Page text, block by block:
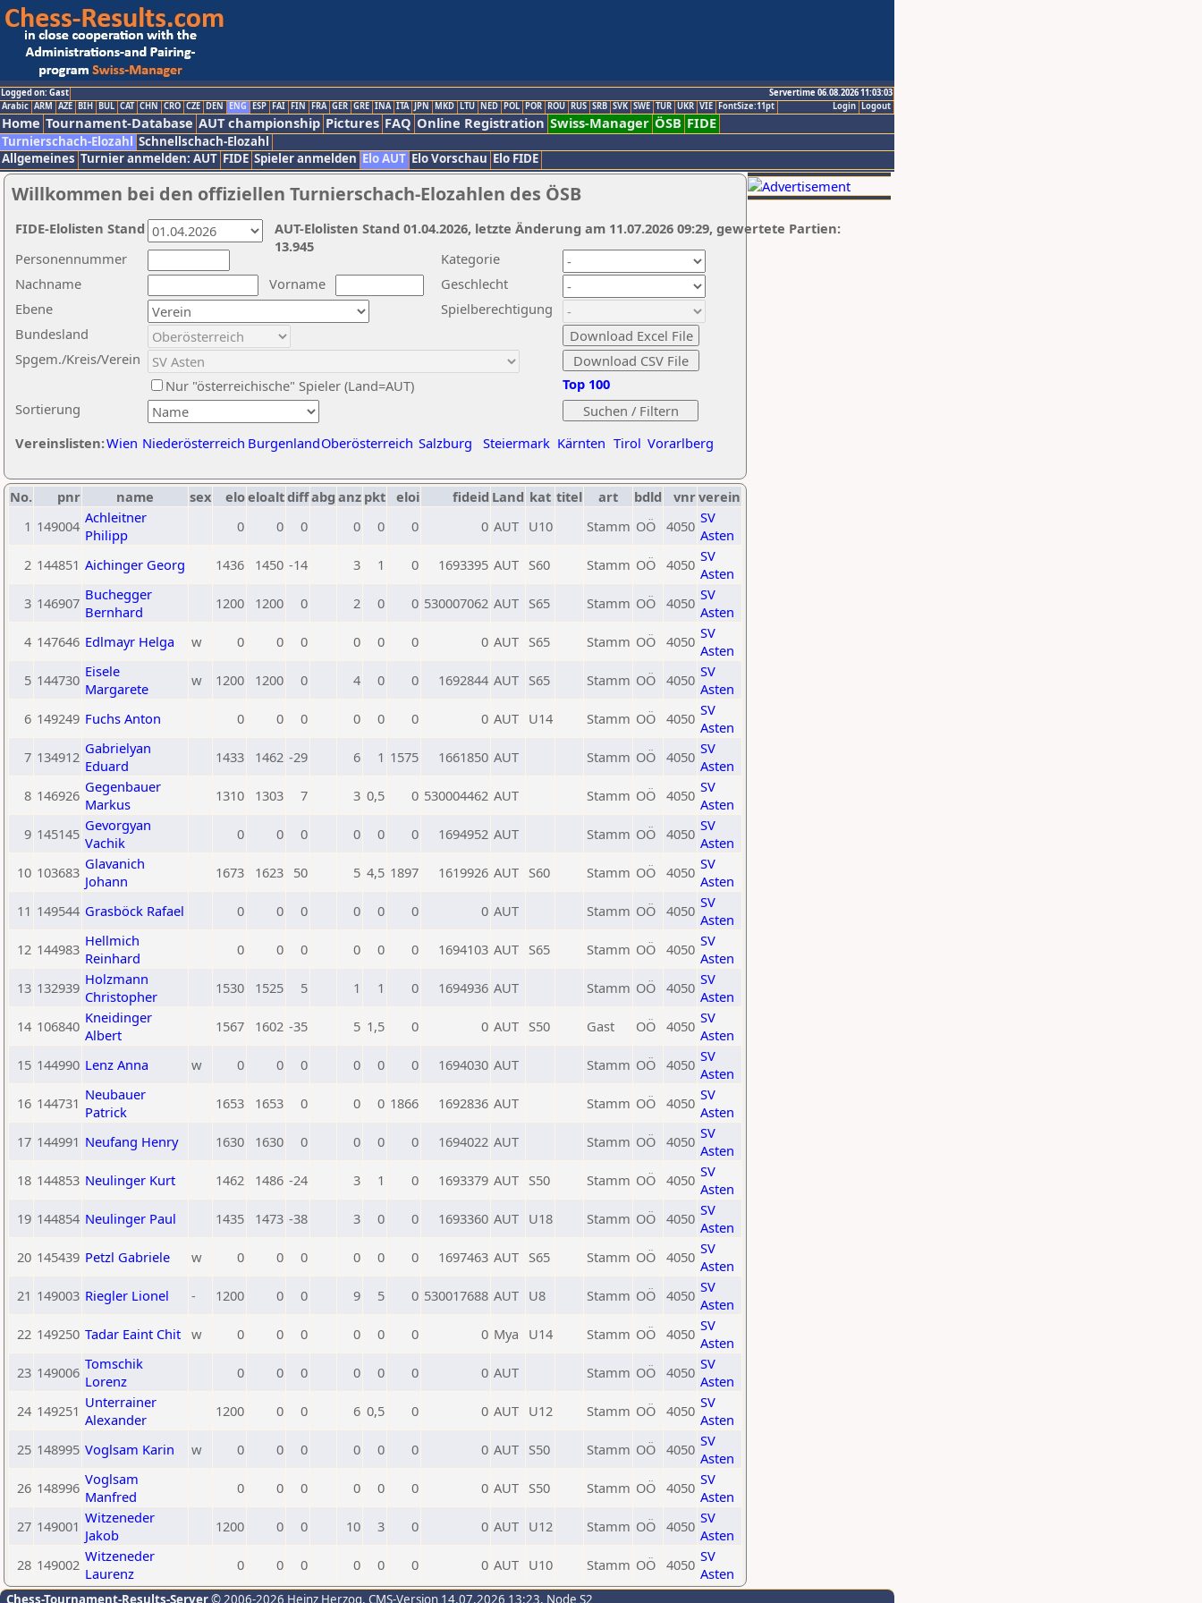
Logged on: Gast
Servertime 06.08.2026 11:03:03
Logout
Login
Arabic ARM AZE BIH BUL CAT CHN CRO CZE DEN ENG ESP FAI FIN FRA GER GRE INA ITA JPN MKD LTU NED POL POR ROU RUS SRB SVK SWE TUR UKR VIE FontSize:11pt
Home Tournament-Database AUT championship Pictures FAQ Online Registration Swiss-Manager ÖSB FIDE
Turnierschach-Elozahl Schnellschach-Elozahl
Allgemeines Turnier anmelden: AUT FIDE Spieler anmelden Elo AUT Elo Vorschau Elo FIDE
Willkommen bei den offiziellen Turnierschach-Elozahlen des ÖSB
Nachname
Vorname
Ebene
Kategorie
Sortierung
Personennummer
Bundesland
Spgem./Kreis/Verein
Geschlecht
Nur "österreichische" Spieler (Land=AUT)
Spielberechtigung
Vereinslisten:Wien Niederösterreich BurgenlandOberösterreich Salzburg Steiermark Kärnten Tirol Vorarlberg
Top 100
AUT-Elolisten Stand 01.04.2026, letzte Änderung am 11.07.2026 09:29, gewertete Partien:
13.945
FIDE-Elolisten Stand
No. pnr name sex eloeloaltdiffabg anz pkt eloi fideid Land kat titel art bdld vnrverein
1 149004 Achleitner
Philipp
0 0 0 0 0 0 0 AUT U10 Stamm OÖ 4050 SV
Asten
2 144851 Aichinger Georg 1436 1450 -14 3 1 0 1693395 AUT S60 Stamm OÖ 4050 SV
Asten
3 146907 Buchegger
Bernhard
1200 1200 0 2 0 0 530007062 AUT S65 Stamm OÖ 4050 SV
Asten
4 147646 Edlmayr Helga w 0 0 0 0 0 0 0 AUT S65 Stamm OÖ 4050 SV
Asten
5 144730 Eisele
Margarete
w 1200 1200 0 4 0 0 1692844 AUT S65 Stamm OÖ 4050 SV
Asten
6 149249 Fuchs Anton 0 0 0 0 0 0 0 AUT U14 Stamm OÖ 4050 SV
Asten
7 134912 Gabrielyan
Eduard
1433 1462 -29 6 1 1575 1661850 AUT Stamm OÖ 4050 SV
Asten
8 146926 Gegenbauer
Markus
1310 1303 7 3 0,5 0 530004462 AUT Stamm OÖ 4050 SV
Asten
9 145145 Gevorgyan
Vachik
0 0 0 0 0 0 1694952 AUT Stamm OÖ 4050 SV
Asten
10 103683 Glavanich
Johann
1673 1623 50 5 4,5 1897 1619926 AUT S60 Stamm OÖ 4050 SV
Asten
11 149544 Grasböck Rafael 0 0 0 0 0 0 0 AUT Stamm OÖ 4050 SV
Asten
12 144983 Hellmich
Reinhard
0 0 0 0 0 0 1694103 AUT S65 Stamm OÖ 4050 SV
Asten
13 132939 Holzmann
Christopher
1530 1525 5 1 1 0 1694936 AUT Stamm OÖ 4050 SV
Asten
14 106840 Kneidinger
Albert
1567 1602 -35 5 1,5 0 0 AUT S50 Gast OÖ 4050 SV
Asten
15 144990 Lenz Anna w 0 0 0 0 0 0 1694030 AUT Stamm OÖ 4050 SV
Asten
16 144731 Neubauer
Patrick
1653 1653 0 0 0 1866 1692836 AUT Stamm OÖ 4050 SV
Asten
17 144991 Neufang Henry 1630 1630 0 0 0 0 1694022 AUT Stamm OÖ 4050 SV
Asten
18 144853 Neulinger Kurt 1462 1486 -24 3 1 0 1693379 AUT S50 Stamm OÖ 4050 SV
Asten
19 144854 Neulinger Paul 1435 1473 -38 3 0 0 1693360 AUT U18 Stamm OÖ 4050 SV
Asten
20 145439 Petzl Gabriele w 0 0 0 0 0 0 1697463 AUT S65 Stamm OÖ 4050 SV
Asten
21 149003 Riegler Lionel - 1200 0 0 9 5 0 530017688 AUT U8 Stamm OÖ 4050 SV
Asten
22 149250 Tadar Eaint Chit w 0 0 0 0 0 0 0 Mya U14 Stamm OÖ 4050 SV
Asten
23 149006 Tomschik
Lorenz
0 0 0 0 0 0 0 AUT Stamm OÖ 4050 SV
Asten
24 149251 Unterrainer
Alexander
1200 0 0 6 0,5 0 0 AUT U12 Stamm OÖ 4050 SV
Asten
25 148995 Voglsam Karin w 0 0 0 0 0 0 0 AUT S50 Stamm OÖ 4050 SV
Asten
26 148996 Voglsam
Manfred
0 0 0 0 0 0 0 AUT S50 Stamm OÖ 4050 SV
Asten
27 149001 Witzeneder
Jakob
1200 0 0 10 3 0 0 AUT U12 Stamm OÖ 4050 SV
Asten
28 149002 Witzeneder
Laurenz
0 0 0 0 0 0 0 AUT U10 Stamm OÖ 4050 SV
Asten
Chess-Tournament-Results-Server© 2006-2026 Heinz Herzog, CMS-Version 14.07.2026 13:23, Node S2